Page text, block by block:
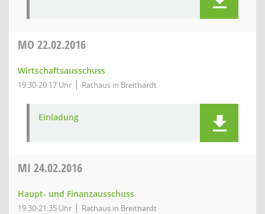
MO 22.02.2016
Wirtschaftsausschuss
19:30-20:17 Uhr Rathaus in Breithardt
Einladung
MI 24.02.2016
Haupt- und Finanzausschuss
19:30-21:35 Uhr Rathaus in Breithardt